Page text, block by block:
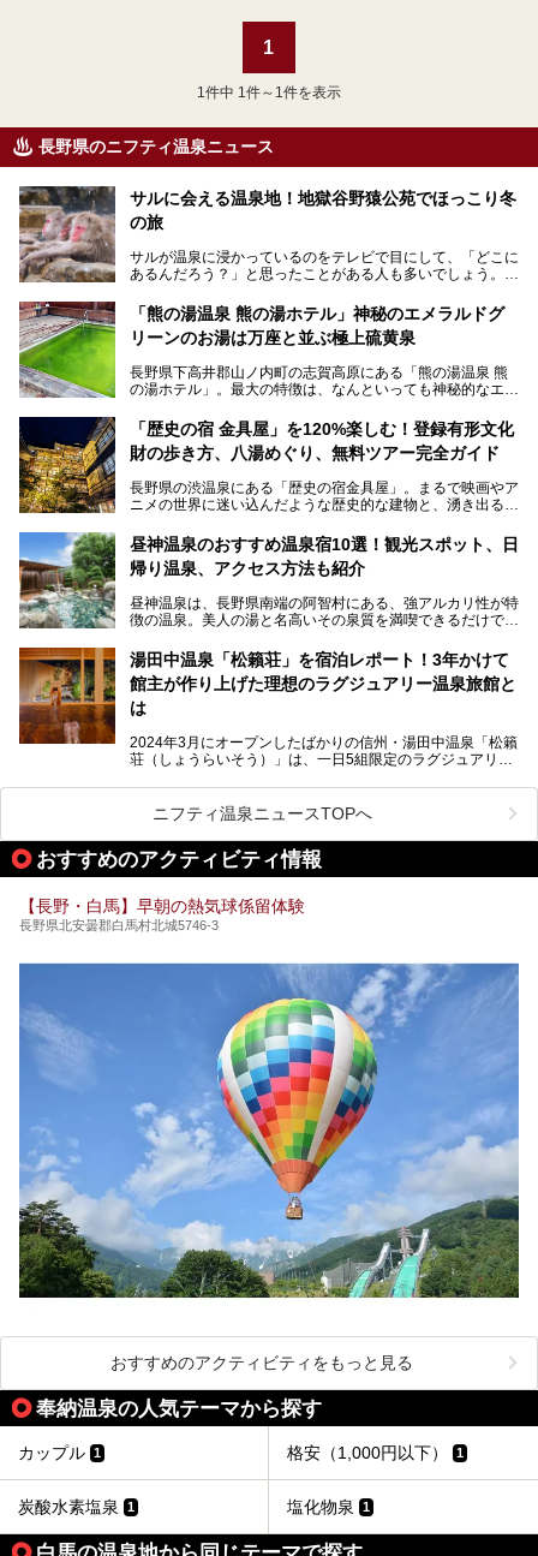
1
1 件中 1件～1件を表示
長野県のニフティ温泉ニュース
サルに会える温泉地！地獄谷野猿公苑でほっこり冬
の旅
サルが温泉に浸かっているのをテレビで目にして、「どこに
あるんだろう？」と思ったことがある人も多いでしょう。
この微笑ましい光景は、長野県にある「地獄谷野猿公苑」で
見られるもので、野生のサルが雪景色の中で温泉に浸かる姿
を間近で観察できます。
本記事では、地獄谷野猿公苑の魅力や見どころ、サルと温泉
との関係性、地獄谷周辺の観光スポットについて紹介しま
ので、野生のサルを観察する貴重な自然体験と温泉をあわせ
て楽しみたい人は、ぜひ参考にしてください。
「熊の湯温泉 熊の湯ホテル」神秘のエメラルドグ
リーンのお湯は万座と並ぶ極上硫黄泉
長野県下高井郡山ノ内町の志賀高原にある「熊の湯温泉 熊
の湯ホテル」。最大の特徴は、なんといっても神秘的なエメ
リピートするファンも多い温泉です。冬はスキーと一緒に楽
しみたい極上の温泉を紹介します。
「歴史の宿 金具屋」を120%楽しむ！登録有形文化
財の歩き方、八湯めぐり、無料ツアー完全ガイド
長野県の渋温泉にある「歴史の宿金具屋」。まるで映画やア
ニメの世界に迷い込んだような歴史的な建物と、湧き出る温
を隅々まで楽しみたいですよね。この記事では、金具屋での
滞在を最高の思い出にするための「楽しみ方」を徹底的にご
紹介します！
昼神温泉のおすすめ温泉宿10選！観光スポット、日
帰り温泉、アクセス方法も紹介
昼神温泉は、長野県南端の阿智村にある、強アルカリ性が特
徴の温泉。美人の湯と名高いその泉質を満喫できるだけでな
昼神温泉では、朝市などの観光スポットや、信州名物のおや
きを楽しめるグルメスポットなど、観光を楽しむにはぴった
りの場所が豊富にあります。
この記事では、昼神温泉での滞在を充実させる宿泊施設や日
帰り温泉、見どころ満載の観光・グルメスポットに加え、ア
クセス方法も順に紹介します。
湯田中温泉「松籟荘」を宿泊レポート！3年かけて
館主が作り上げた理想のラグジュアリー温泉旅館と
は
2024年3月にオープンしたばかりの信州・湯田中温泉「松籟
荘（しょうらいそう）」は、一日5組限定のラグジュアリー
ライベートに楽しめる非日常感が味わえます。また宿泊者は
道向かいの「よろづや」の大浴場「桃山風呂」や共同浴場の
「湯田中大湯」も利用ができます。
極上のお湯に浸り上質なお料理に舌鼓、特別な日に泊まりた
い湯田中温泉「松籟荘」を、実際に宿泊した目線で紹介しま
ニフティ温泉ニュースTOPへ
おすすめのアクティビティ情報
【長野・白馬】早朝の熱気球係留体験
長野県北安曇郡白馬村北城5746-3
おすすめのアクティビティをもっと見る
奉納温泉の人気テーマから探す
カップル 1 格安（1,000円以下） 1
炭酸水素塩泉 1 塩化物泉 1